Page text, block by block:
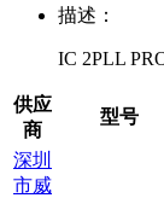
描述：
IC 2PLL
供应
商
型号
深圳
市威